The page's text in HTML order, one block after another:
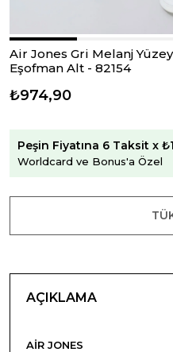
Air Jones Gri Melanj
Eşofman Alt - 82154
₺974,90
Peşin Fiyatına 6 Taksit x
Worldcard ve Bonus'a Özel
AÇIKLAMA
AIR JONES